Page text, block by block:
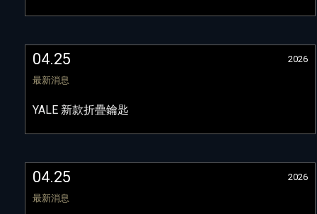
04.25
2026
最新消息
YALE 新款折疊鑰匙
04.25
2026
最新消息